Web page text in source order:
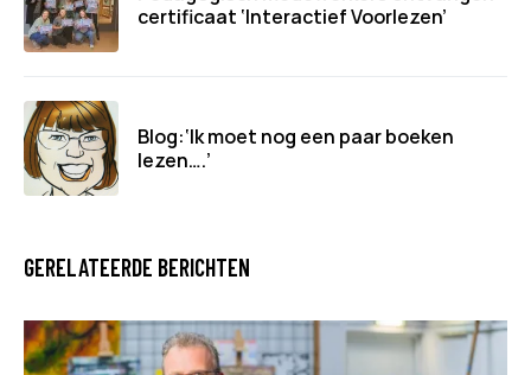
certificaat ‘Interactief Voorlezen’
Blog:‘Ik moet nog een paar boeken
lezen….’
GERELATEERDE BERICHTEN